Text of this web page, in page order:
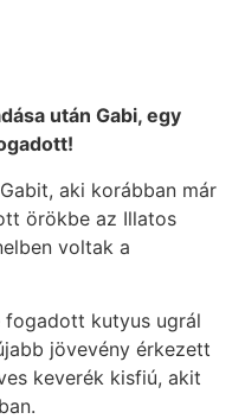
után Gabi, egy
aki korábban már
örökbe az Illatos
voltak a
fogadott kutyus ugrál
jövevény érkezett
keverék kisfiú, akit